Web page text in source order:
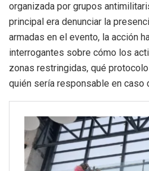
organizada por grupos
principal era denunciar la
armadas en el evento, la acción
interrogantes sobre cómo los
zonas restringidas, qué
quién sería responsable en caso